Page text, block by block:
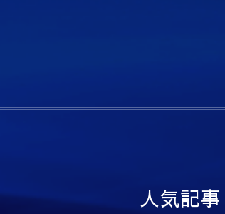
人気記事